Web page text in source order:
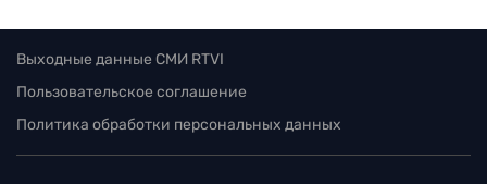
Выходные данные СМИ RTVI
Пользовательское соглашение
Политика обработки персональных данных